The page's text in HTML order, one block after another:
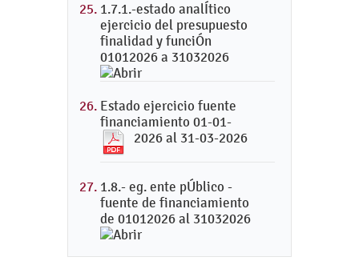
1.7.1.-estado analÍtico
ejercicio del presupuesto
finalidad y funciÓn
01012026 a 31032026
Estado ejercicio fuente
financiamiento 01-01-
2026 al 31-03-2026
1.8.- eg. ente pÚblico -
fuente de financiamiento
de 01012026 al 31032026